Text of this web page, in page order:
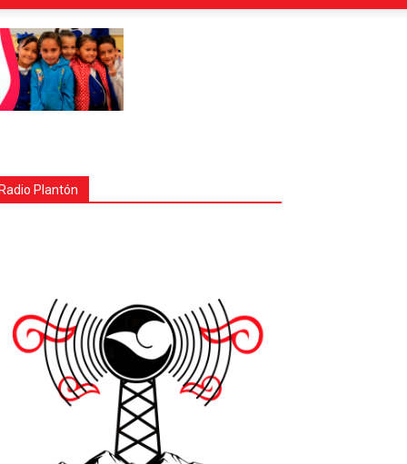
Radio Plantón